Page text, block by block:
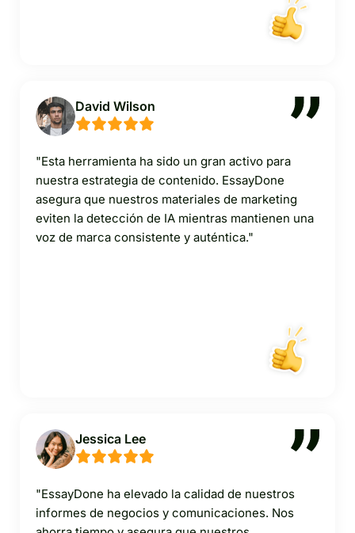
David Wilson
"Esta herramienta ha sido un gran activo para
nuestra estrategia de contenido. EssayDone
asegura que nuestros materiales de marketing
eviten la detección de IA mientras mantienen una
voz de marca consistente y auténtica."
Jessica Lee
"EssayDone ha elevado la calidad de nuestros
informes de negocios y comunicaciones. Nos